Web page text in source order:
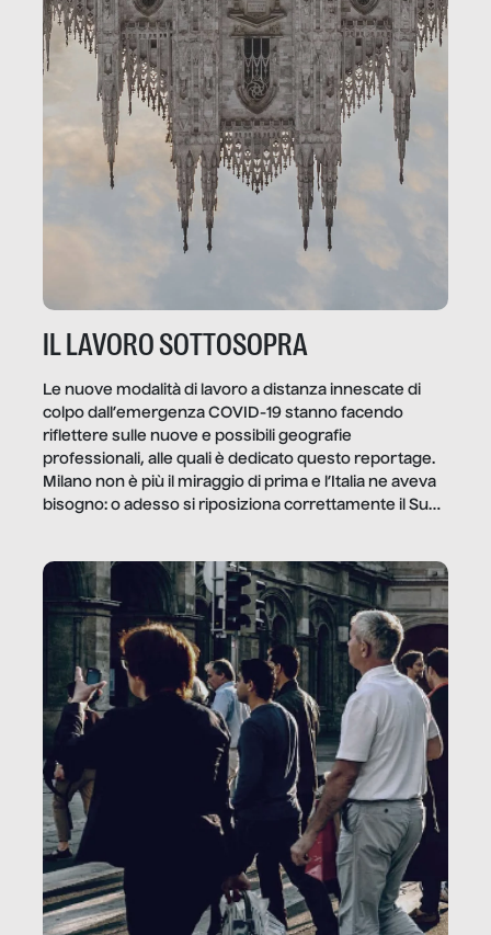
IL LAVORO SOTTOSOPRA
Le nuove modalità di lavoro a distanza innescate di
colpo dall’emergenza COVID-19 stanno facendo
riflettere sulle nuove e possibili geografie
professionali, alle quali è dedicato questo reportage.
Milano non è più il miraggio di prima e l’Italia ne aveva
bisogno: o adesso si riposiziona correttamente il Sud